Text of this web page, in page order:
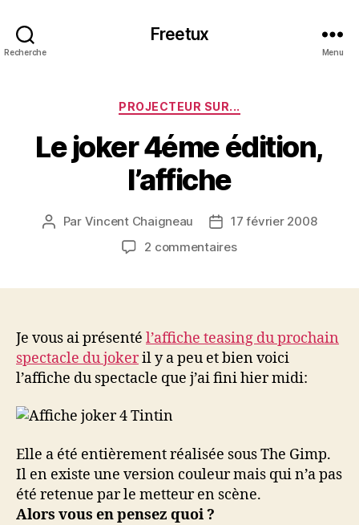
Recherche
Freetux
Menu
Catégories
PROJECTEUR SUR...
Le joker 4éme édition,
l’affiche
Auteur
Par Vincent Chaigneau
Date
de
17 février 2008
2 commentairessur
l’affiche
Je vous ai présenté l’affiche teasing du prochain
spectacle du jokeril y a peu et bien voici
l’affiche du spectacle que j’ai fini hier midi:
Elle a été entièrement réalisée sous The Gimp.
Il en existe une version couleur mais qui n’a pas
été retenue par le metteur en scène.
Alors vous en pensez quoi ?